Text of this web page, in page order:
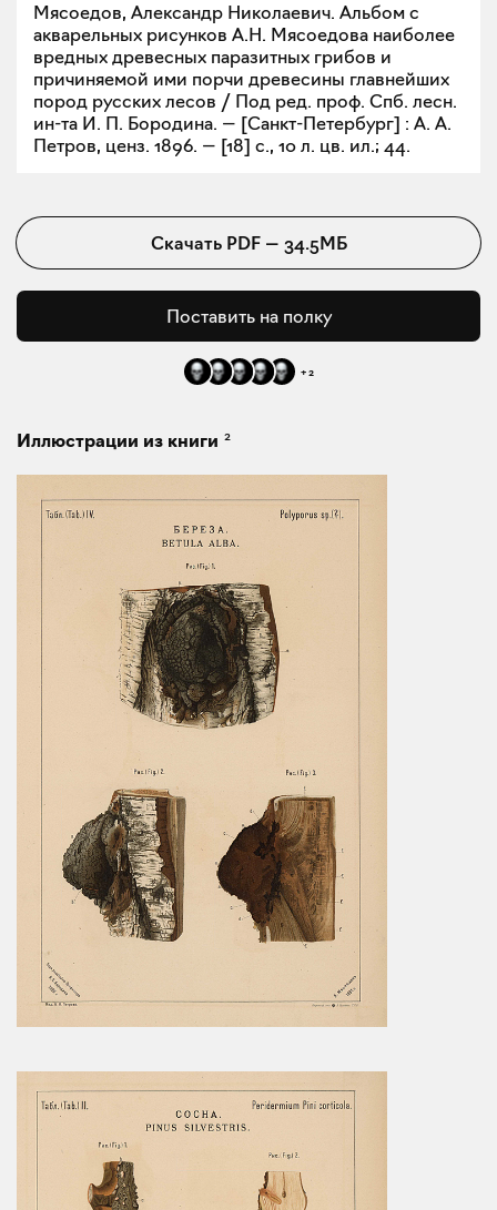
Мясоедов, Александр Николаевич. Альбом с
акварельных рисунков А.Н. Мясоедова наиболее
вредных древесных паразитных грибов и
причиняемой ими порчи древесины главнейших
пород русских лесов / Под ред. проф. Спб. лесн.
ин-та И. П. Бородина. — [Санкт-Петербург] : А. А.
Петров, ценз. 1896. — [18] с., 10 л. цв. ил.; 44.
Скачать PDF— 34.5МБ
Поставить на полку
+2
Иллюстрации из книги 2